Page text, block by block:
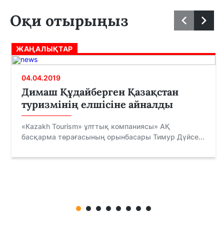
Оқи отырыңыз
ЖАҢАЛЫҚТАР
04.04.2019
Димаш Құдайберген Қазақстан
туризмінің елшісіне айналды
«Kazakh Tourism» ұлттық компаниясы» АҚ
басқарма төрағасының орынбасары Тимур Дүйсе...